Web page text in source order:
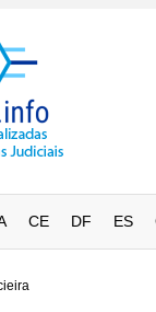
CE DF ES